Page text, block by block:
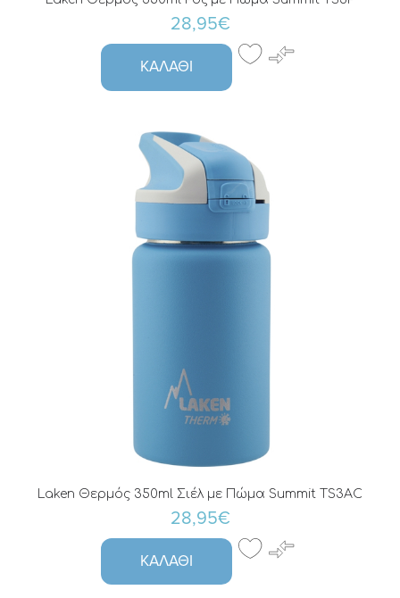
28,95€
ΚΑΛΆΘΙ
Laken Θερμός 350ml Σιέλ με Πώμα Summit TS3AC
28,95€
ΚΑΛΆΘΙ